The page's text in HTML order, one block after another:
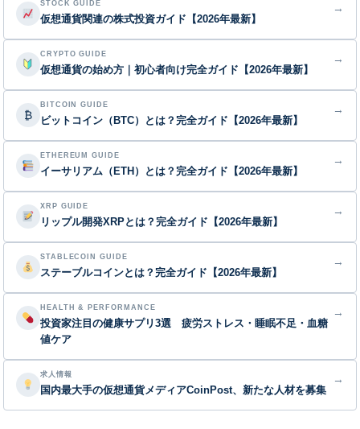
STOCK GUIDE
仮想通貨関連の株式投資ガイド【2026年最新】
→
CRYPTO GUIDE
仮想通貨の始め方｜初心者向け完全ガイド【2026年最新】
→
₿
BITCOIN GUIDE
ビットコイン（BTC）とは？完全ガイド【2026年最新】
→
ETHEREUM GUIDE
イーサリアム（ETH）とは？完全ガイド【2026年最新】
→
XRP GUIDE
リップル開発XRPとは？完全ガイド【2026年最新】
→
STABLECOIN GUIDE
ステーブルコインとは？完全ガイド【2026年最新】
→
HEALTH & PERFORMANCE
投資家注目の健康サプリ3選 疲労ストレス・睡眠不足・血糖
値ケア
→
求人情報
国内最大手の仮想通貨メディアCoinPost、新たな人材を募集
→